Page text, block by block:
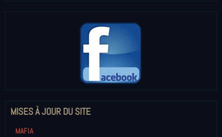
MISES À JOUR DU SITE
MAFIA